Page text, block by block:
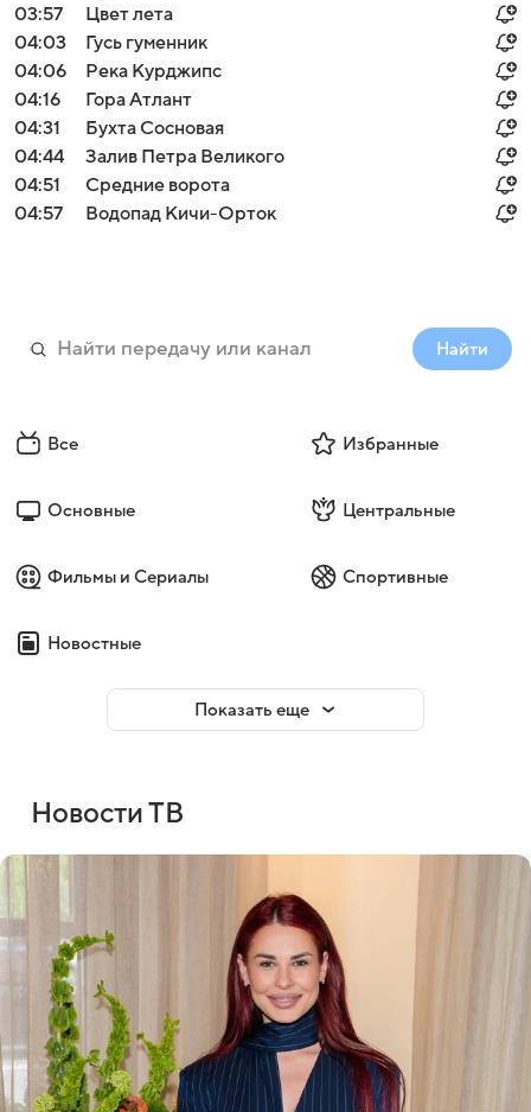
03:57
Цвет лета
04:03
Гусь гуменник
04:06
Река Курджипс
04:16
Гора Атлант
04:31
Бухта Сосновая
04:44
Залив Петра Великого
04:51
Средние ворота
04:57
Водопад Кичи-Орток
Найти
Все Избранные
Основные Центральные
Фильмы и Сериалы Спортивные
Новостные
Показать еще
Новости ТВ